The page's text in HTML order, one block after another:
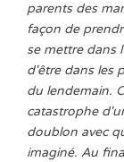
parents des
façon de
se mettre dans
d'être dans les
du lendemain.
catastrophe
doublon avec
imaginé. Au